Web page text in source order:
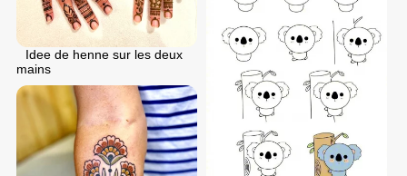
Idee de henne sur les deux
mains